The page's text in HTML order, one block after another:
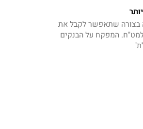
בצורה שתאפשר לקבל את
המפקח על הבנקים